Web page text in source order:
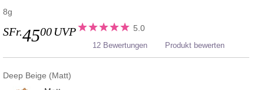
8g
SFr.4500 UVP 5.0
12 Bewertungen Produkt bewerten
Deep Beige (Matt)